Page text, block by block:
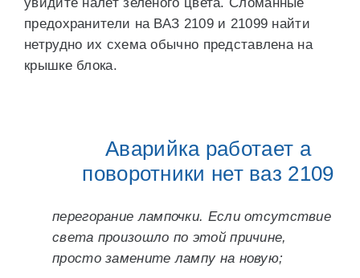
предохранители на ВАЗ 2109 и 21099 найти
нетрудно их схема обычно представлена на
крышке блока.
Аварийка работает а
поворотники нет ваз 2109
перегорание лампочки. Если отсутствие
света произошло по этой причине,
просто замените лампу на новую;